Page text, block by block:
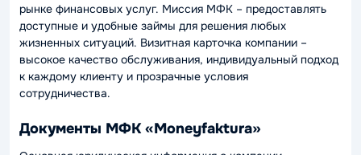
рынке финансовых услуг. Миссия МФК – предоставлять
доступные и удобные займы для решения любых
жизненных ситуаций. Визитная карточка компании –
высокое качество обслуживания, индивидуальный подход
к каждому клиенту и прозрачные условия
сотрудничества.
Документы МФК «Moneyfaktura»